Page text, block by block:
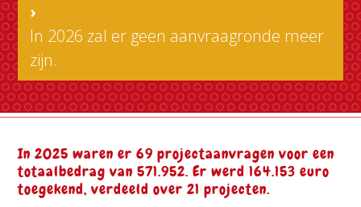
›
In 2026 zal er geen aanvraagronde meer
zijn.
In 2025 waren er 69 projectaanvragen voor een
totaalbedrag van 571.952. Er werd 164.153 euro
toegekend, verdeeld over 21 projecten.